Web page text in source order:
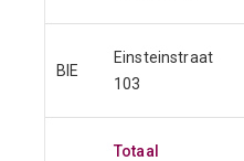
BIE
Einsteinstraat
103
Totaal